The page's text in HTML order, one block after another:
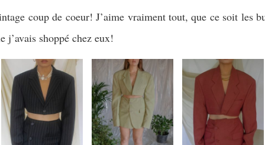
coup de coeur! J’aime vraiment tout, que ce soit les
j’avais shoppé chez eux!